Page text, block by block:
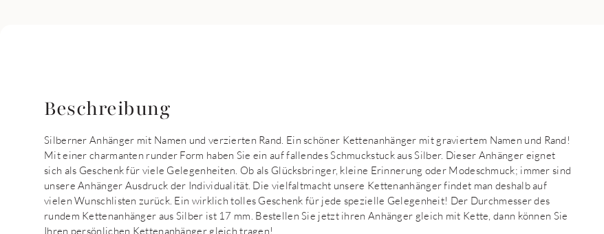
Beschreibung
Silberner Anhänger mit Namen und verzierten Rand. Ein schöner Kettenanhänger mit graviertem Namen und Rand!
Mit einer charmanten runder Form haben Sie ein auf fallendes Schmuckstuck aus Silber. Dieser Anhänger eignet
sich als Geschenk für viele Gelegenheiten. Ob als Glücksbringer, kleine Erinnerung oder Modeschmuck; immer sind
unsere Anhänger Ausdruck der Individualität. Die vielfaltmacht unsere Kettenanhänger findet man deshalb auf
vielen Wunschlisten zurück. Ein wirklich tolles Geschenk für jede spezielle Gelegenheit! Der Durchmesser des
rundem Kettenanhänger aus Silber ist 17 mm. Bestellen Sie jetzt ihren Anhänger gleich mit Kette, dann können Sie
Ihren persönlichen Kettenanhänger gleich tragen!